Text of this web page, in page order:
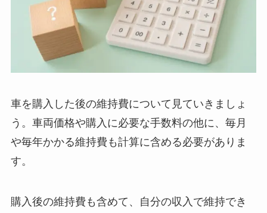
車を購入した後の維持費について見ていきましょ
う。車両価格や購入に必要な手数料の他に、毎月
や毎年かかる維持費も計算に含める必要がありま
す。
購入後の維持費も含めて、自分の収入で維持でき